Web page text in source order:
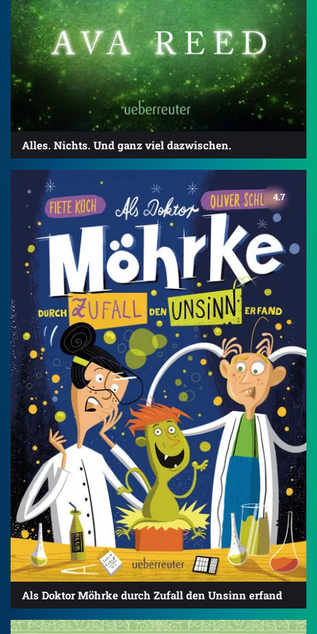
Alles. Nichts. Und ganz viel dazwischen.
4.7
Als Doktor Möhrke durch Zufall den Unsinn erfand